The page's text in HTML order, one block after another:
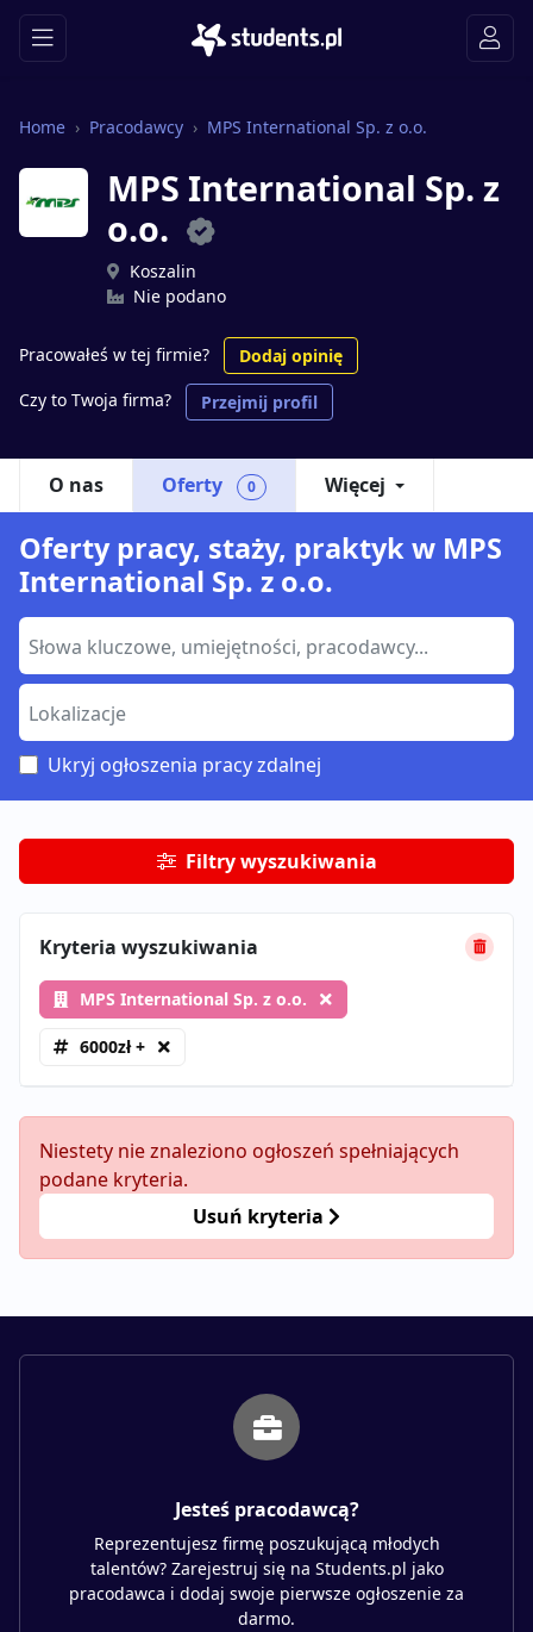
Home Pracodawcy MPS International Sp. z o.o.
MPS International Sp. z
o.o.
Koszalin
Nie podano
Pracowałeś w tej firmie?
Dodaj opinię
Czy to Twoja firma?
Przejmij profil
O nas Oferty 0 Więcej
Oferty pracy, staży, praktyk w MPS
International Sp. z o.o.
Ukryj ogłoszenia pracy zdalnej
Filtry wyszukiwania
Kryteria wyszukiwania
MPS International Sp. z o.o.
6000zł +
Niestety nie znaleziono ogłoszeń spełniających
podane kryteria.
Usuń kryteria
Jesteś pracodawcą?
Reprezentujesz firmę poszukującą młodych
talentów? Zarejestruj się na Students.pl jako
pracodawca i dodaj swoje pierwsze ogłoszenie za
darmo.